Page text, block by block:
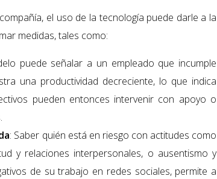
el uso de la tecnología puede darle a la
medidas, tales como:
puede señalar a un empleado que incumple
una productividad decreciente, lo que indica
pueden entonces intervenir con apoyo o
: Saber quién está en riesgo con actitudes como
y relaciones interpersonales, o ausentismo y
de su trabajo en redes sociales, permite a